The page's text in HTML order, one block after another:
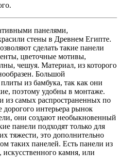
панелями,
стены в Древнем Египте.
сделать такие панели
цветочные мотивы,
чешуя. Материал, из которого
Большой
из бамбука, так как они
поэтому удобны в монтаже.
самых распространенных по
интерьера рынок
они создают необыкновенный
панели подходят только для
тяжести, это дополнительно
таких панелей. Есть панели из
искусственного камня, или